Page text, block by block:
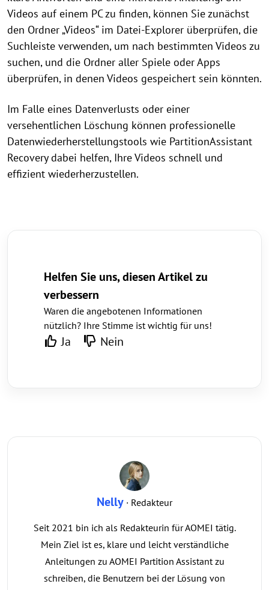
Videos auf einem PC zu finden, können Sie zunächst
den Ordner „Videos“ im Datei-Explorer überprüfen, die
Suchleiste verwenden, um nach bestimmten Videos zu
suchen, und die Ordner aller Spiele oder Apps
überprüfen, in denen Videos gespeichert sein könnten.
Im Falle eines Datenverlusts oder einer
versehentlichen Löschung können professionelle
Datenwiederherstellungstools wie PartitionAssistant
Recovery dabei helfen, Ihre Videos schnell und
effizient wiederherzustellen.
Helfen Sie uns, diesen Artikel zu
verbessern
Waren die angebotenen Informationen
nützlich? Ihre Stimme ist wichtig für uns!
Ja Nein
Nelly · Redakteur
Seit 2021 bin ich als Redakteurin für AOMEI tätig.
Mein Ziel ist es, klare und leicht verständliche
Anleitungen zu AOMEI Partition Assistant zu
schreiben, die Benutzern bei der Lösung von